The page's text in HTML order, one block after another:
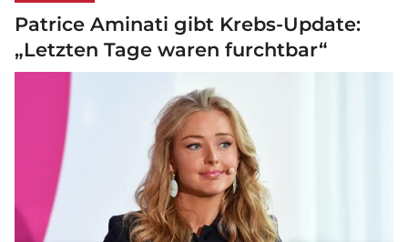
Patrice Aminati gibt Krebs-Update:
„Letzten Tage waren furchtbar“